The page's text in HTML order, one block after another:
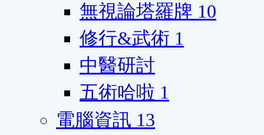
無視論塔羅牌 10
修行&武術 1
中醫研討
五術哈啦 1
電腦資訊 13